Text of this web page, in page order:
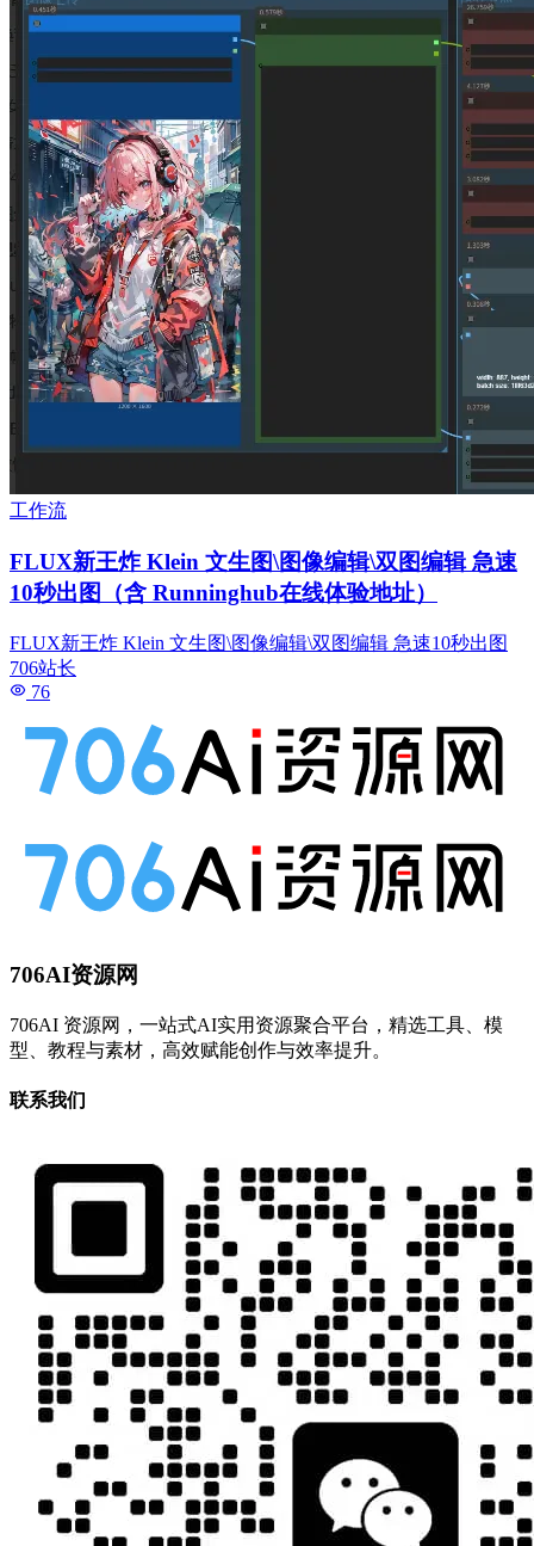
工作流
FLUX新王炸 Klein 文生图\图像编辑\双图编辑 急速
10秒出图（含 Runninghub在线体验地址）
FLUX新王炸 Klein 文生图\图像编辑\双图编辑 急速10秒出图
706站长
76
706AI资源网
706AI 资源网，一站式AI实用资源聚合平台，精选工具、模
型、教程与素材，高效赋能创作与效率提升。
联系我们